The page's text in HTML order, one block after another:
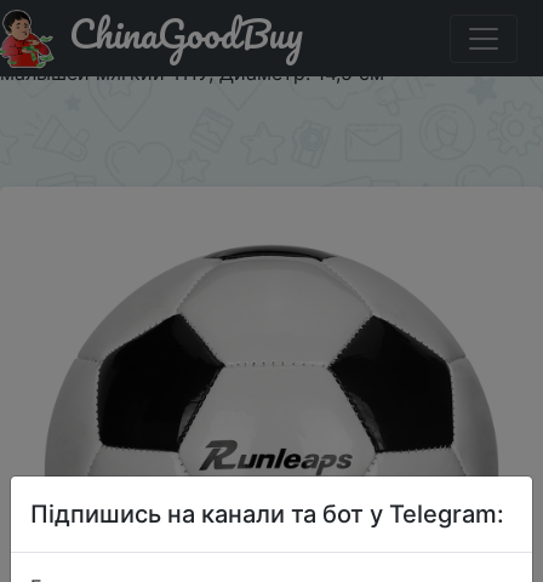
Купити на розпродажі Футбольный мяч для детей в
помещении, размер 1,5 черный белый мяч игра для
малышей мягкий ТПУ, Диаметр: 14,5 см
ChinaGoodBuy
Підпишись на канали та бот у Telegram: